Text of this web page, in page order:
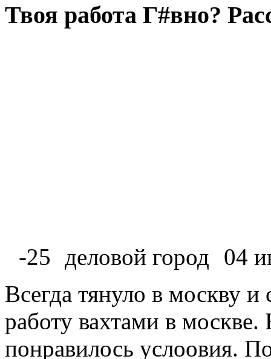
Твоя работа Г#вно?
-25 деловой город
04
Всегда тянуло в москву и
работу вахтами в
понравилось услоовия.